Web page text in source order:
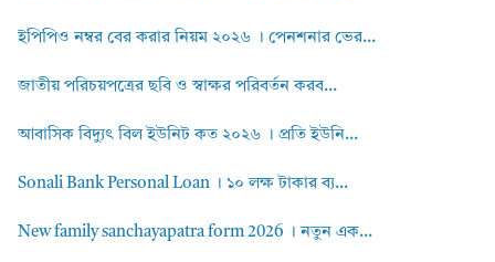
ইপিপিও নম্বর বের করার নিয়ম ২০২৬ । পেনশনার ভের...
জাতীয় পরিচয়পত্রের ছবি ও স্বাক্ষর পরিবর্তন করব...
আবাসিক বিদ্যুৎ বিল ইউনিট কত ২০২৬ । প্রতি ইউনি...
Sonali Bank Personal Loan । ১০ লক্ষ টাকার ব্য...
New family sanchayapatra form 2026 । নতুন এক...